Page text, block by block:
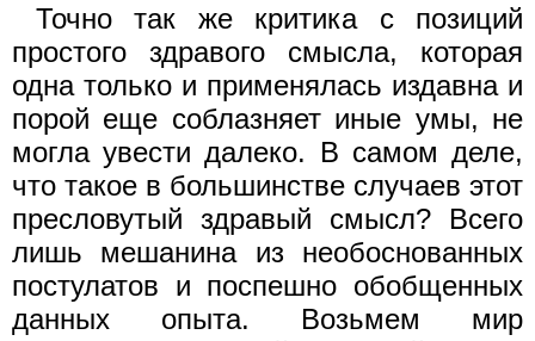
Точно так же критика с позиций
простого здравого смысла, которая
одна только и применялась издавна и
порой еще соблазняет иные умы, не
могла увести далеко. В самом деле,
что такое в большинстве случаев этот
пресловутый здравый смысл? Всего
лишь мешанина из необоснованных
постулатов и поспешно обобщенных
данных опыта. Возьмем мир